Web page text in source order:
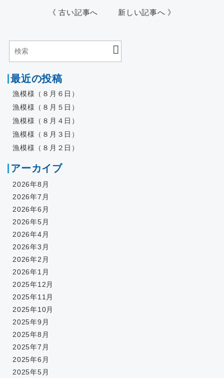
《 古い記事へ 新しい記事へ 》
最近の投稿
漁模様（８月６日）
漁模様（８月５日）
漁模様（８月４日）
漁模様（８月３日）
漁模様（８月２日）
アーカイブ
2026年8月
2026年7月
2026年6月
2026年5月
2026年4月
2026年3月
2026年2月
2026年1月
2025年12月
2025年11月
2025年10月
2025年9月
2025年8月
2025年7月
2025年6月
2025年5月